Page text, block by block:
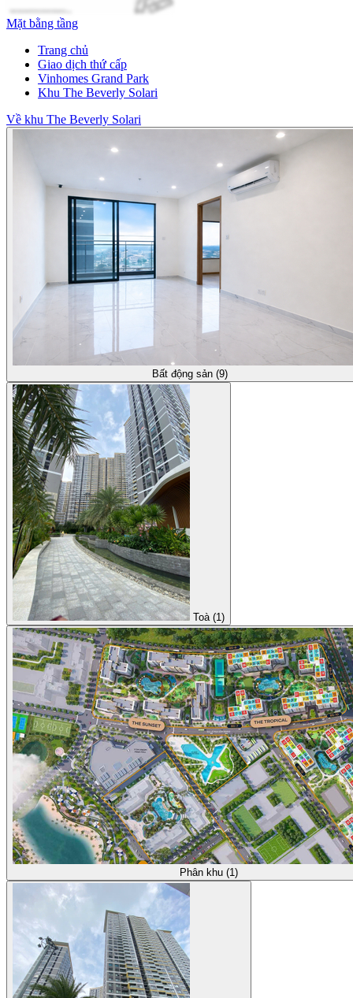
Mặt bằng tầng
Trang chủ
Giao dịch thứ cấp
Vinhomes Grand Park
Khu The Beverly Solari
Về khu The Beverly Solari
Bất động sản (9)
Toà (1)
Phân khu (1)